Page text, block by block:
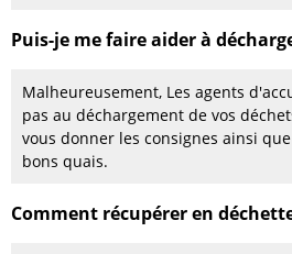
Puis-je me faire aider à
Malheureusement, Les agents
pas au déchargement de vos
vous donner les consignes ainsi
bons quais.
Comment récupérer en